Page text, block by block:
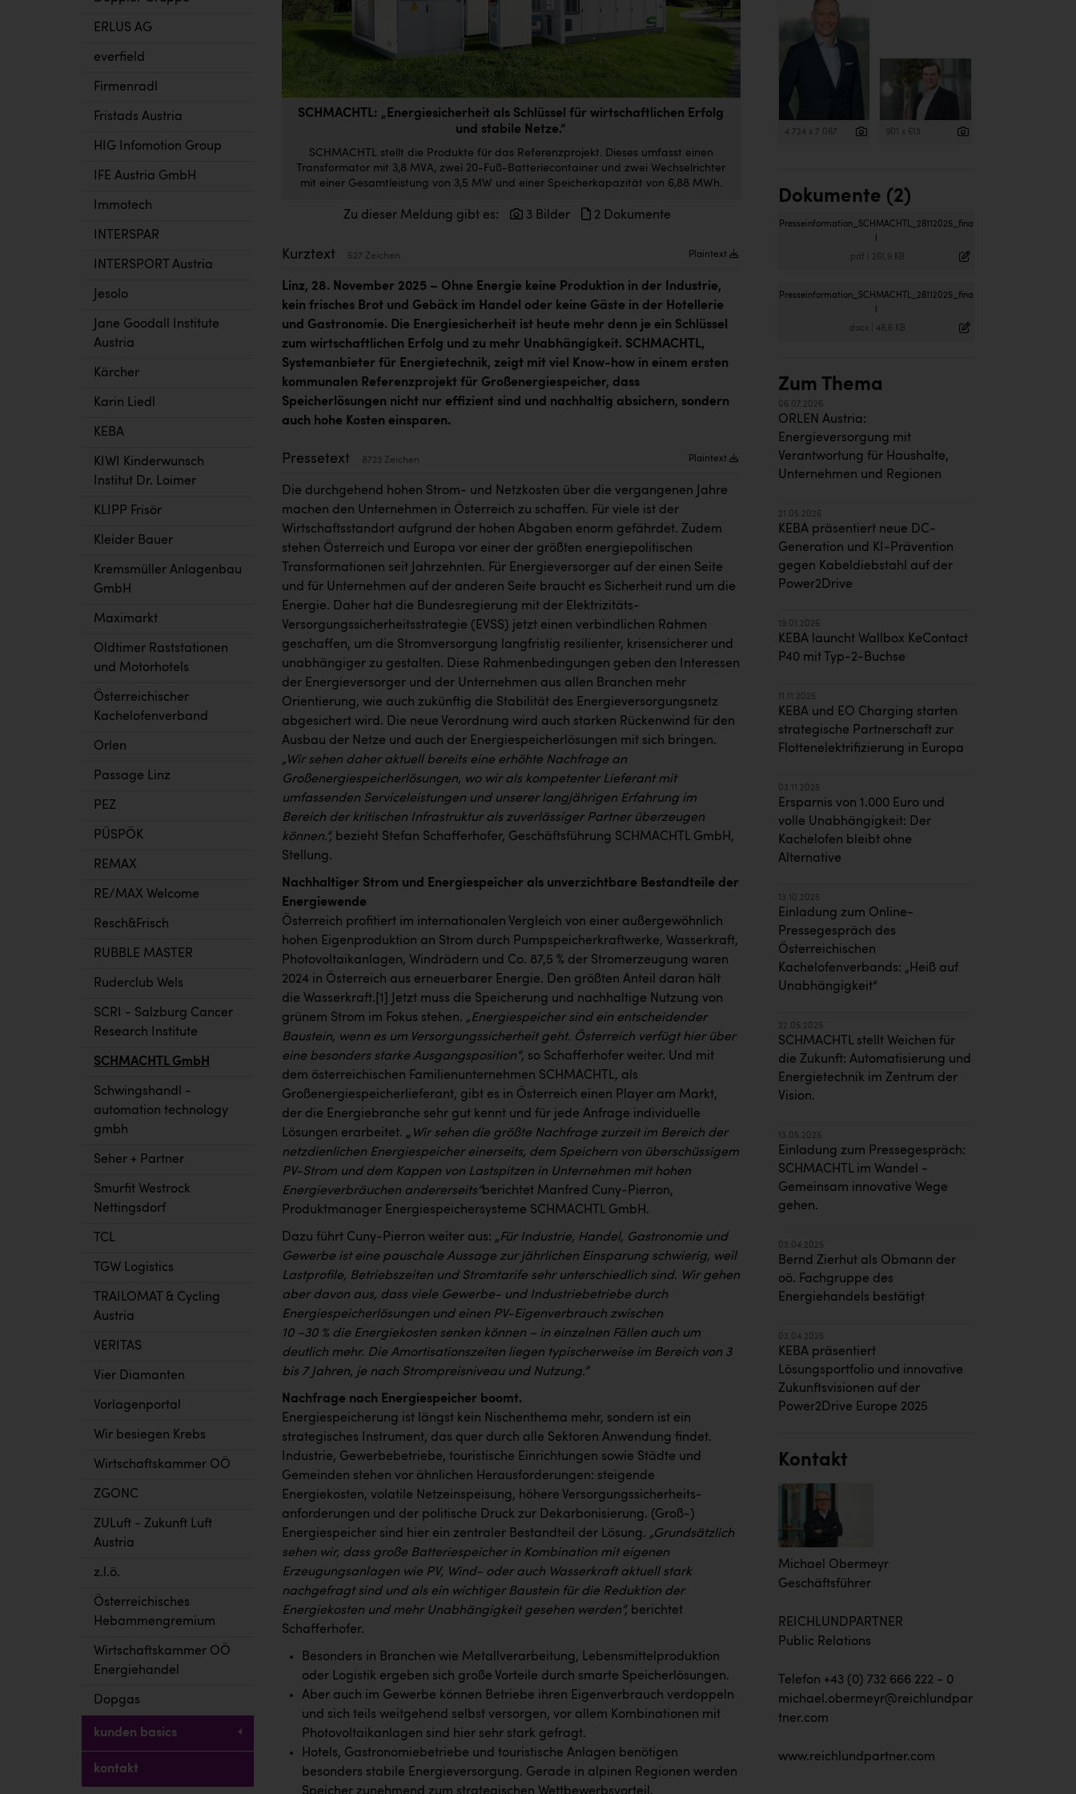
ERLUS AG
everfield
Firmenradl
Fristads Austria
HIG Infomotion Group
IFE Austria GmbH
Immotech
INTERSPAR
INTERSPORT Austria
Jesolo
Jane Goodall Institute
Austria
Kärcher
Karin Liedl
KEBA
KIWI Kinderwunsch
Institut Dr. Loimer
KLIPP Frisör
Kleider Bauer
Kremsmüller Anlagenbau
GmbH
Maximarkt
Oldtimer Raststationen
und Motorhotels
Österreichischer
Kachelofenverband
Orlen
Passage Linz
PEZ
PÜSPÖK
REMAX
RE/MAX Welcome
Resch&Frisch
RUBBLE MASTER
Ruderclub Wels
SCRI - Salzburg Cancer
Research Institute
SCHMACHTL GmbH
Schwingshandl -
automation technology
gmbh
Seher + Partner
Smurfit Westrock
Nettingsdorf
TCL
TGW Logistics
TRAILOMAT & Cycling
Austria
VERITAS
Vier Diamanten
Vorlagenportal
Wir besiegen Krebs
Wirtschaftskammer OÖ
ZGONC
ZULuft - Zukunft Luft
Austria
z.l.ö.
Österreichisches
Hebammengremium
Wirtschaftskammer OÖ
Energiehandel
Dopgas
kunden basics
kontakt
SCHMACHTL: „Energiesicherheit als Schlüssel für wirtschaftlichen Erfolg
und stabile Netze.“
SCHMACHTL stellt die Produkte für das Referenzprojekt. Dieses umfasst einen
Transformator mit 3,8 MVA, zwei 20-Fuß-Batteriecontainer und zwei Wechselrichter
mit einer Gesamtleistung von 3,5 MW und einer Speicherkapazität von 6,88 MWh.
Zu dieser Meldung gibt es: 3 Bilder 2 Dokumente
Kurztext 527 Zeichen Plaintext
Linz, 28. November 2025 – Ohne Energie keine Produktion in der Industrie,
kein frisches Brot und Gebäck im Handel oder keine Gäste in der Hotellerie
und Gastronomie. Die Energiesicherheit ist heute mehr denn je ein Schlüssel
zum wirtschaftlichen Erfolg und zu mehr Unabhängigkeit. SCHMACHTL,
Systemanbieter für Energietechnik, zeigt mit viel Know-how in einem ersten
kommunalen Referenzprojekt für Großenergiespeicher, dass
Speicherlösungen nicht nur effizient sind und nachhaltig absichern, sondern
auch hohe Kosten einsparen.
Pressetext 8723 Zeichen Plaintext
Die durchgehend hohen Strom- und Netzkosten über die vergangenen Jahre
machen den Unternehmen in Österreich zu schaffen. Für viele ist der
Wirtschaftsstandort aufgrund der hohen Abgaben enorm gefährdet. Zudem
stehen Österreich und Europa vor einer der größten energiepolitischen
Transformationen seit Jahrzehnten. Für Energieversorger auf der einen Seite
und für Unternehmen auf der anderen Seite braucht es Sicherheit rund um die
Energie. Daher hat die Bundesregierung mit der Elektrizitäts-
Versorgungssicherheitsstrategie (EVSS) jetzt einen verbindlichen Rahmen
geschaffen, um die Stromversorgung langfristig resilienter, krisensicherer und
unabhängiger zu gestalten. Diese Rahmenbedingungen geben den Interessen
der Energieversorger und der Unternehmen aus allen Branchen mehr
Orientierung, wie auch zukünftig die Stabilität des Energieversorgungsnetz
abgesichert wird. Die neue Verordnung wird auch starken Rückenwind für den
Ausbau der Netze und auch der Energiespeicherlösungen mit sich bringen.
„Wir sehen daher aktuell bereits eine erhöhte Nachfrage an
Großenergiespeicherlösungen, wo wir als kompetenter Lieferant mit
umfassenden Serviceleistungen und unserer langjährigen Erfahrung im
Bereich der kritischen Infrastruktur als zuverlässiger Partner überzeugen
können.“, bezieht Stefan Schafferhofer, Geschäftsführung SCHMACHTL GmbH,
Stellung.
Nachhaltiger Strom und Energiespeicher als unverzichtbare Bestandteile der
Energiewende
Österreich profitiert im internationalen Vergleich von einer außergewöhnlich
hohen Eigenproduktion an Strom durch Pumpspeicherkraftwerke, Wasserkraft,
Photovoltaikanlagen, Windrädern und Co. 87,5 % der Stromerzeugung waren
2024 in Österreich aus erneuerbarer Energie. Den größten Anteil daran hält
die Wasserkraft. [1]
Jetzt muss die Speicherung und nachhaltige Nutzung von
grünem Strom im Fokus stehen. „Energiespeicher sind ein entscheidender
Baustein, wenn es um Versorgungssicherheit geht. Österreich verfügt hier über
eine besonders starke Ausgangsposition“, so Schafferhofer weiter. Und mit
dem österreichischen Familienunternehmen SCHMACHTL, als
Großenergiespeicherlieferant, gibt es in Österreich einen Player am Markt,
der die Energiebranche sehr gut kennt und für jede Anfrage individuelle
Lösungen erarbeitet. „ Wir sehen die größte Nachfrage zurzeit im Bereich der
netzdienlichen Energiespeicher einerseits, dem Speichern von überschüssigem
PV-Strom und dem Kappen von Lastspitzen in Unternehmen mit hohen
Energieverbräuchen andererseits“berichtet Manfred Cuny-Pierron,
Produktmanager Energiespeichersysteme SCHMACHTL GmbH.
Dazu führt Cuny-Pierron weiter aus: „Für Industrie, Handel, Gastronomie und
Gewerbe ist eine pauschale Aussage zur jährlichen Einsparung schwierig, weil
Lastprofile, Betriebszeiten und Stromtarife sehr unterschiedlich sind. Wir gehen
aber davon aus, dass viele Gewerbe- und Industriebetriebe durch
Energiespeicherlösungen und einen PV-Eigenverbrauch zwischen
10 –30 % die Energiekosten senken können – in einzelnen Fällen auch um
deutlich mehr. Die Amortisationszeiten liegen typischerweise im Bereich von 3
bis 7 Jahren, je nach Strompreisniveau und Nutzung.”
Nachfrage nach Energiespeicher boomt.
Energiespeicherung ist längst kein Nischenthema mehr, sondern ist ein
strategisches Instrument, das quer durch alle Sektoren Anwendung findet.
Industrie, Gewerbebetriebe, touristische Einrichtungen sowie Städte und
Gemeinden stehen vor ähnlichen Herausforderungen: steigende
Energiekosten, volatile Netzeinspeisung, höhere Versorgungssicherheits-
anforderungen und der politische Druck zur Dekarbonisierung. (Groß-)
Energiespeicher sind hier ein zentraler Bestandteil der Lösung. „Grundsätzlich
sehen wir, dass große Batteriespeicher in Kombination mit eigenen
Erzeugungsanlagen wie PV, Wind- oder auch Wasserkraft aktuell stark
nachgefragt sind und als ein wichtiger Baustein für die Reduktion der
Energiekosten und mehr Unabhängigkeit gesehen werden“, berichtet
Schafferhofer.
Besonders in Branchen wie Metallverarbeitung, Lebensmittelproduktion
oder Logistik ergeben sich große Vorteile durch smarte Speicherlösungen.
Aber auch im Gewerbe können Betriebe ihren Eigenverbrauch verdoppeln
und sich teils weitgehend selbst versorgen, vor allem Kombinationen mit
Photovoltaikanlagen sind hier sehr stark gefragt.
Hotels, Gastronomiebetriebe und touristische Anlagen benötigen
besonders stabile Energieversorgung. Gerade in alpinen Regionen werden
Speicher zunehmend zum strategischen Wettbewerbsvorteil.
4 724 x 7 087 901 x 613
Dokumente (2)
Presseinformation_SCHMACHTL_28112025_fina
.pdf 261,9 KB
Presseinformation_SCHMACHTL_28112025_fina
.docx| 48,6 KB
Zum Thema
06.07.2026
ORLEN Austria:
Energieversorgung mit
Verantwortung für Haushalte,
Unternehmen und Regionen
21.05.2026
KEBA präsentiert neue DC-
Generation und KI-Prävention
gegen Kabeldiebstahl auf der
Power2Drive
19.01.2026
KEBA launcht Wallbox KeContact
P40 mit Typ-2-Buchse
11.11.2025
KEBA und EO Charging starten
strategische Partnerschaft zur
Flottenelektrifizierung in Europa
03.11.2025
Ersparnis von 1.000 Euro und
volle Unabhängigkeit: Der
Kachelofen bleibt ohne
Alternative
13.10.2025
Einladung zum Online-
Pressegespräch des
Österreichischen
Kachelofenverbands: „Heiß auf
Unabhängigkeit“
22.05.2025
SCHMACHTL stellt Weichen für
die Zukunft: Automatisierung und
Energietechnik im Zentrum der
Vision.
13.05.2025
Einladung zum Pressegespräch:
SCHMACHTL im Wandel -
Gemeinsam innovative Wege
gehen.
03.04.2025
Bernd Zierhut als Obmann der
oö. Fachgruppe des
Energiehandels bestätigt
03.04.2025
KEBA präsentiert
Lösungsportfolio und innovative
Zukunftsvisionen auf der
Power2Drive Europe 2025
Kontakt
Michael Obermeyr
Geschäftsführer
REICHLUNDPARTNER
Public Relations
Telefon +43 (0) 732 666 222 - 0
michael.obermeyr@reichlundpar
tner.com
www.reichlundpartner.com